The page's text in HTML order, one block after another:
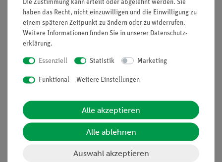
Informationen
Unternehmen
Stellenangebote
Kontakt
Hinweisgeberschutz
Datenschutz
Service
Übersicht Service
Einräumservice
Inbetriebnahme & Schulungen
Die Zustimmung kann erteilt oder abgelehnt werden. Sie
haben das Recht, nicht einzuwilligen und die Einwilligung zu
einem späteren Zeitpunkt zu ändern oder zu widerrufen.
Weitere Informationen finden Sie in unserer Daten­schutz­
erklärung.
Essenziell Statistik Marketing
Funktional Weitere Einstellungen
Alle akzeptieren
Alle ablehnen
Auswahl akzeptieren